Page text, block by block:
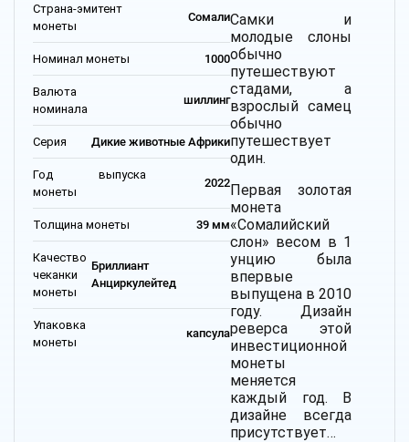
Страна-эмитент
монеты
Сомали
Номинал монеты 1000
Валюта
номинала
шиллинг
Серия Дикие животные Африки
Год выпуска
монеты
2022
Толщина монеты 39 мм
Качество
чеканки
монеты
Бриллиант
Анциркулейтед
Упаковка
монеты
капсула
Самки и
молодые слоны
обычно
путешествуют
стадами, а
взрослый самец
обычно
путешествует
один.
Первая золотая
монета
«Сомалийский
слон» весом в 1
унцию была
впервые
выпущена в 2010
году. Дизайн
реверса этой
инвестиционной
монеты
меняется
каждый год. В
дизайне всегда
присутствует…